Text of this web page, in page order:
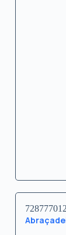
728777012